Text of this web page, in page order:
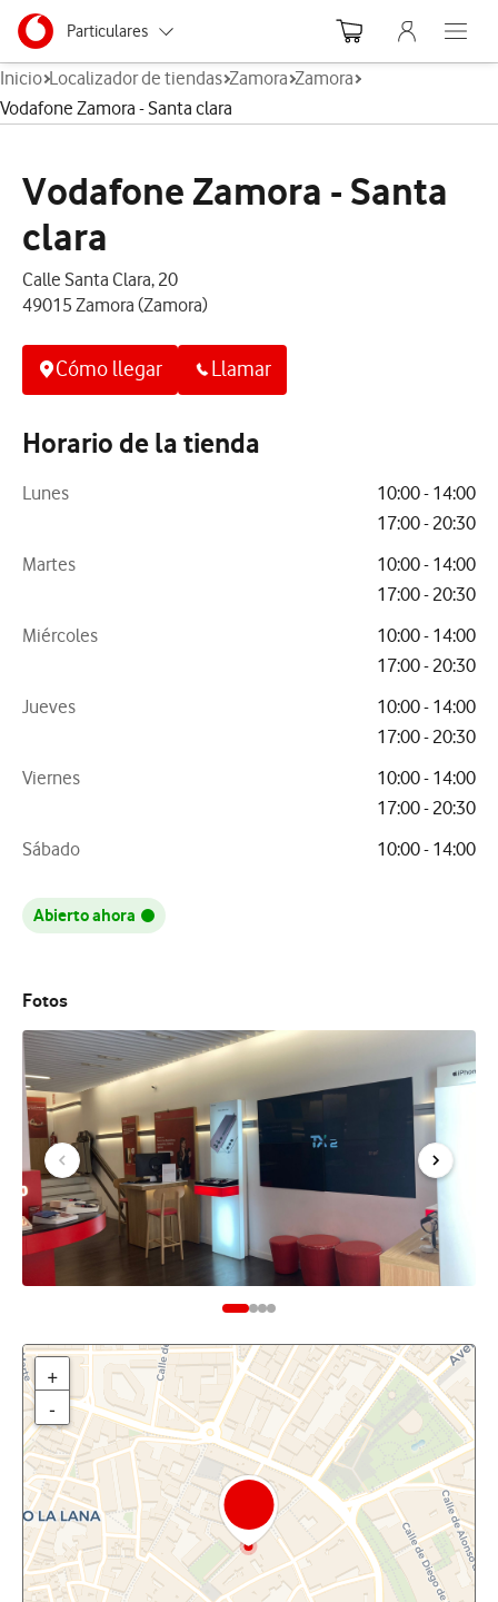
Ir a la pagina principal de vodafone.es
Menu navegación Segmento
Particulares
Autónomos
Grandes empresas y AA.PP.
Menu
Abre el
Inicio Localizador de tiendas Zamora Zamora
Vodafone Zamora - Santa clara
Vodafone Zamora - Santa
clara
Calle Santa Clara, 20
49015 Zamora (Zamora)
Cómo llegar Llamar
Horario de la tienda
Lunes
10:00 - 14:00
17:00 - 20:30
Martes
10:00 - 14:00
17:00 - 20:30
Miércoles
10:00 - 14:00
17:00 - 20:30
Jueves
10:00 - 14:00
17:00 - 20:30
Viernes
10:00 - 14:00
17:00 - 20:30
Sábado
10:00 - 14:00
Abierto ahora
Fotos
+
-